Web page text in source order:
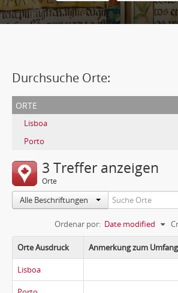
Durchsuche Orte:
orte
Lisboa
Porto
3 Treffer anzeigen
Orte
Alle Beschriftungen
Ordenar por: Date modified
Orte Ausdruck Anmerkung zum Umfang
Lisboa